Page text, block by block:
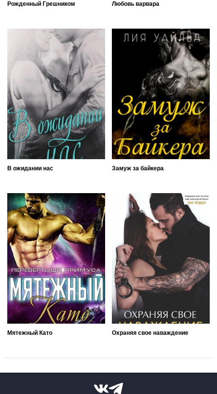
Рожденный Грешником Любовь варвара
В ожидании нас Замуж за байкера
Мятежный Като Охраняя свое наваждение